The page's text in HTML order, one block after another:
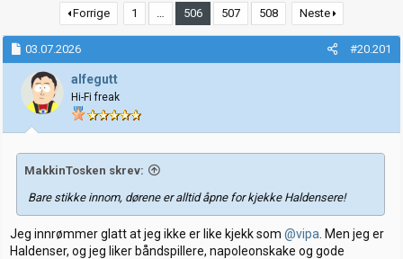
a
r
t
e
t
a
o
Forrige 1 506 507 508 Neste
03.07.2026 #20.201
alfegutt
Hi-Fi freak
MakkinTosken skrev:
Bare stikke innom, dørene er alltid åpne for kjekke Haldensere!
Jeg innrømmer glatt at jeg ikke er like kjekk som @vipa . Men jeg er
Haldenser, og jeg liker båndspillere, napoleonskake og gode